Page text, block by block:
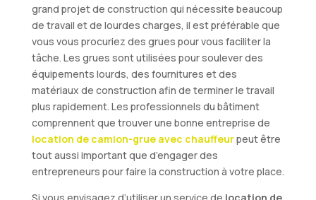
grand projet de construction qui nécessite beaucoup
de travail et de lourdes charges, il est préférable que
vous vous procuriez des grues pour vous faciliter la
tâche. Les grues sont utilisées pour soulever des
équipements lourds, des fournitures et des
matériaux de construction afin de terminer le travail
plus rapidement. Les professionnels du bâtiment
comprennent que trouver une bonne entreprise de
location de camion-grue avec chauffeurpeut être
tout aussi important que d’engager des
entrepreneurs pour faire la construction à votre place.